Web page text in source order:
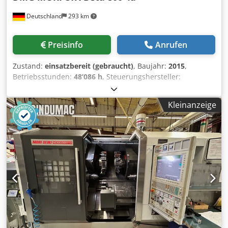
Gegenseite • Kühlmittel-Spritzpistole • Scharnierförderer •
Druckluft • SK-Paket für die Aluminiumbearbeitung •
Werkzeugbruch Artis CTM
Deutschland 293 km
Preisinfo Anrufen
Zustand: einsatzbereit (gebraucht), Baujahr: 2015,
Betriebsstunden: 48’086 h, Steuerungshersteller:
, Steuerungsmodell:840D
Diese 3-Achsen-Maschine DMG MORI CTX Beta 800 4a
wurde im Jahr 2015 hergestellt. Sie verfügt über eine
Siemens 840 D-Steuerung, eine Hauptspindel und eine
Gegenspindel sowie ein Stangenbearbeitungspaket für
einen effizienten Betrieb. Sie eignet sich ideal für
komplexe Dreh- und Fräsarbeiten und verfügt über einen
Scharnierförderer sowie ein Kühlmittelsystem mit
mehreren Druckeinstellungen. Wenn Sie auf der Suche
nach hochwertigen Drehkapazitäten sind, sollten Sie die
von uns zum Verkauf angebotene Maschine DMG MORI
CTX Beta 800 4a in Betracht ziehen. Die Maschine befindet
sich in Deutschland. Kontaktieren Sie uns für weitere
Kleinanzeige